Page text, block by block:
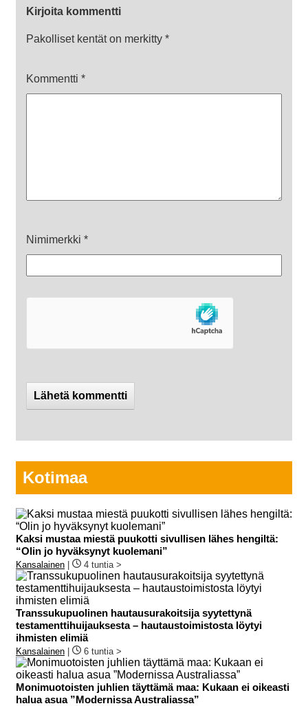
Kirjoita kommentti
Pakolliset kentät on merkitty *
Kommentti *
Nimimerkki *
Kotimaa
Kaksi mustaa miestä puukotti sivullisen lähes hengiltä:
“Olin jo hyväksynyt kuolemani”
Kansalainen 4 tuntia >
Transsukupuolinen hautausurakoitsija syytettynä
testamenttihuijauksesta – hautaustoimistosta löytyi
ihmisten elimiä
Kansalainen 6 tuntia >
Monimuotoisten juhlien täyttämä maa: Kukaan ei oikeasti
halua asua ”Modernissa Australiassa”